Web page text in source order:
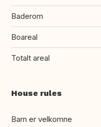
Baderom
Boareal
Totalt areal
House rules
Barn er velkomne